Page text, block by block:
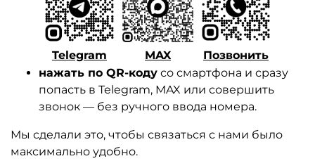
Telegram MAX
Позвонить
нажать по QR-коду со смартфона и сразу
попасть в Telegram, MAX или совершить
звонок — без ручного ввода номера.
Мы сделали это, чтобы связаться с нами было
максимально удобно.